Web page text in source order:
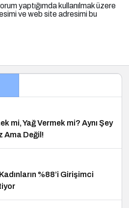
yaptığımda kullanılmak üzere
ve web site adresimi bu
mi, Yağ Vermek mi? Aynı Şey
Ama Değil!
%88’i Girişimci